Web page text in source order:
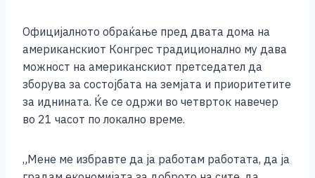
Официјалното обраќање пред двата дома на
американскиот Конгрес традиционално му дава
можност на американскиот претседател да
зборува за состојбата на земјата и приоритетите
за иднината. Ќе се одржи во четврток навечер
во 21 часот по локално време.
„Мене ме избравте да ја работам работата, да ја